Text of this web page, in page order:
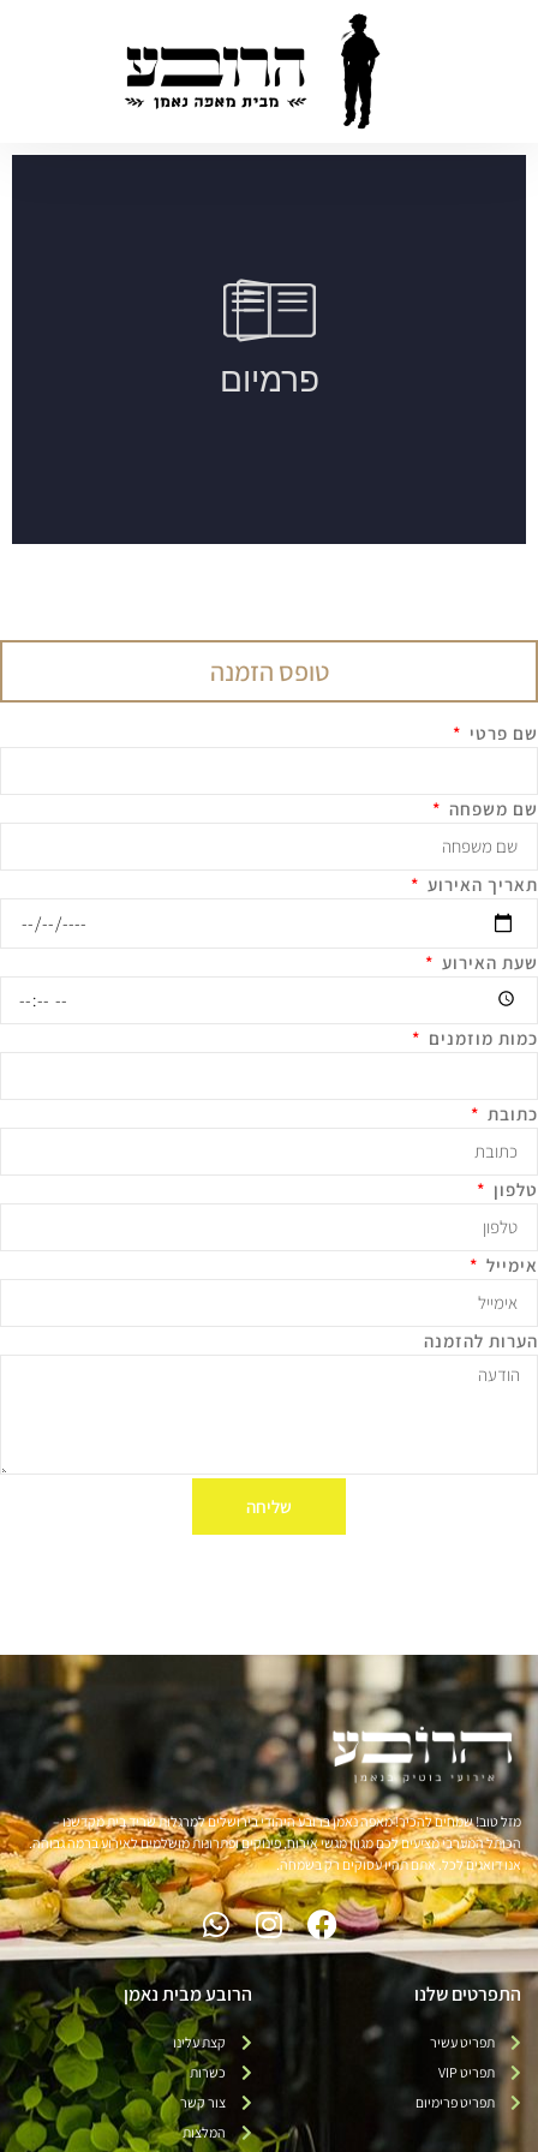
טופס הזמנה
פרטי
משפחה
האירוע
האירוע
מוזמנים
להזמנה
שליחה
מזל טוב! שמחים להכיר! מאפה נאמן ברובע היהודי בירושלים למרגלות שריד בית מקדשנו –
הכותל המערבי מציעים לכם מגוון מגשי אירוח, פינוקים ופתרונות מושלמים לאירוע ברמה גבוהה.
אנו דואגים לכל. אתם תהיו עסוקים רק בשמחה.
התפרטים שלנו
תפריט עשיר
תפריט VIP
תפריט פרימיום
הרובע מבית נאמן
קצת עלינו
כשרות
צור קשר
המלצות